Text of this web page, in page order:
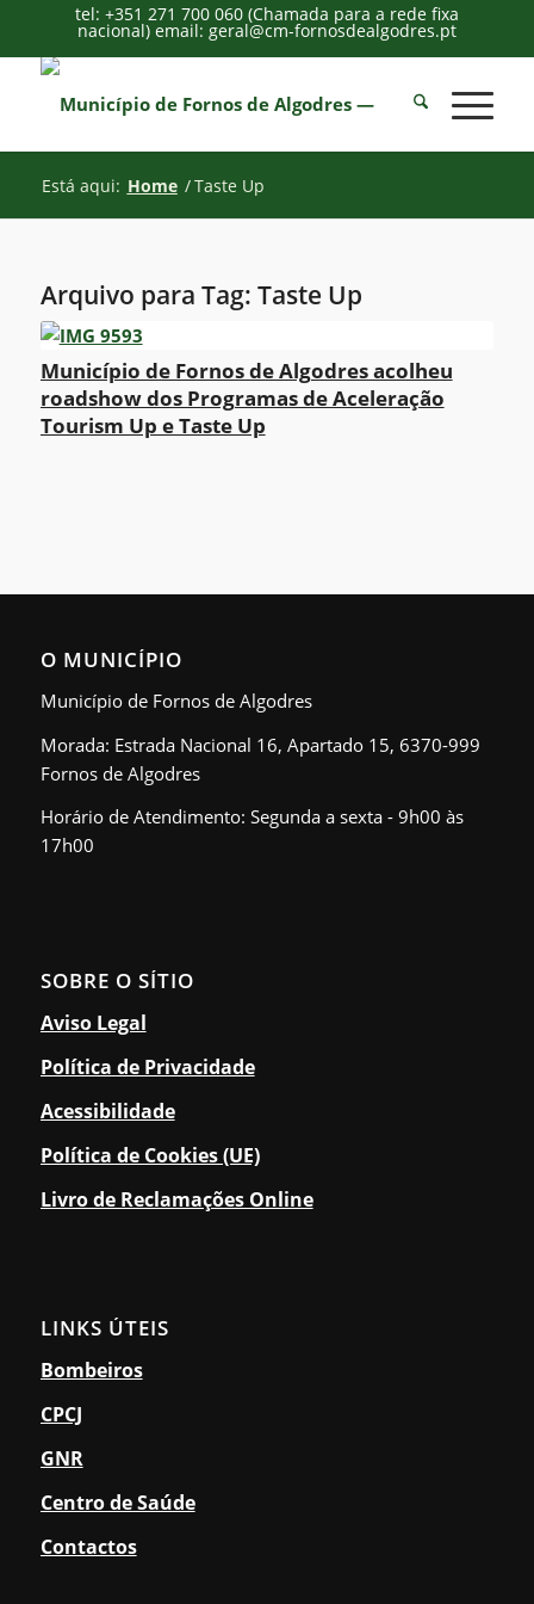
tel: +351 271 700 060 (Chamada para a rede fixa
nacional) email: geral@cm-fornosdealgodres.pt
Está aqui: Home /Taste Up
Arquivo para Tag: Taste Up
Município de Fornos de Algodres acolheu
roadshow dos Programas de Aceleração
Tourism Up e Taste Up
O MUNICÍPIO
Município de Fornos de Algodres
Morada: Estrada Nacional 16, Apartado 15, 6370-999
Fornos de Algodres
Horário de Atendimento: Segunda a sexta - 9h00 às
17h00
SOBRE O SÍTIO
Aviso Legal
Política de Privacidade
Acessibilidade
Política de Cookies (UE)
Livro de Reclamações Online
LINKS ÚTEIS
Bombeiros
CPCJ
GNR
Centro de Saúde
Contactos